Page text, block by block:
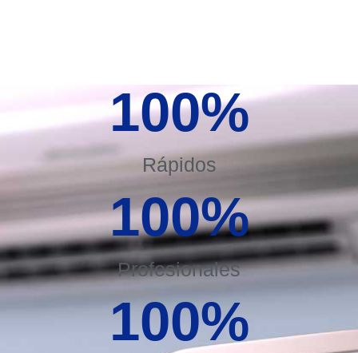
Rápidos
100%
Profesionales
100%
100%